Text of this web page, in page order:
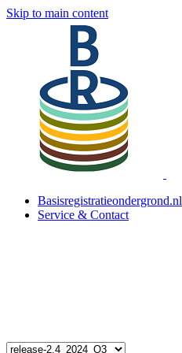
Skip to main content
Basisregistratieondergrond.nl
Service & Contact